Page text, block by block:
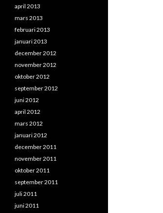
april 2013
mars 2013
februari 2013
januari 2013
december 2012
november 2012
oktober 2012
september 2012
juni 2012
april 2012
mars 2012
januari 2012
december 2011
november 2011
oktober 2011
september 2011
juli 2011
juni 2011